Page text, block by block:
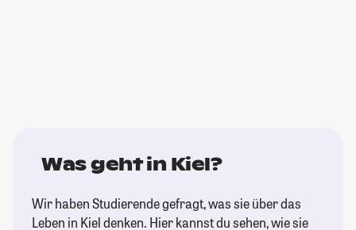
Was geht in Kiel?
Wir haben Studierende gefragt, was sie über das
Leben in Kiel denken. Hier kannst du sehen, wie sie